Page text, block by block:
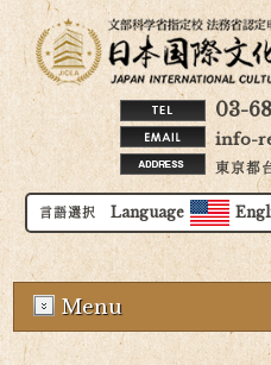
03-
info-
東京都
言語選択 Language
Menu